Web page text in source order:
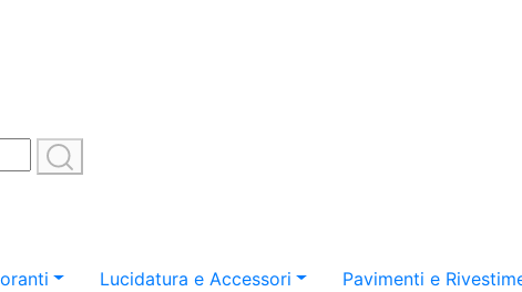
Lucidatura e Accessori Pavimenti e